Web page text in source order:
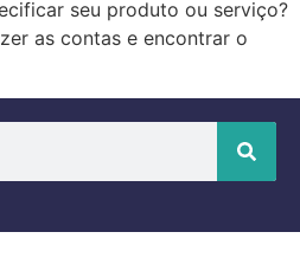
seu produto ou serviço?
as contas e encontrar o